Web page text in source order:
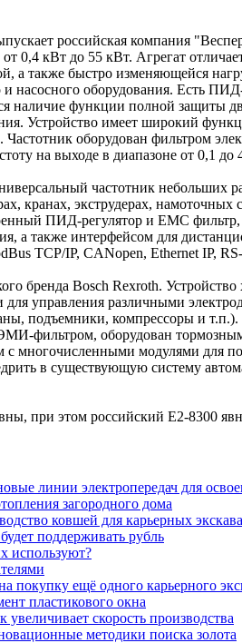
российская компания
0,4 кВт до 55 кВт. Агрегат
а также быстро изменяющейся
насосного оборудования. Есть
наличие функции полной защиты
Устройство имеет широкий
оборудован фильтром
на выходе в диапазоне от 0,1 до
частотник небольших
кранах, экструдерах, намоточных
ПИД-регулятор и ЕМС фильтр,
а также интерфейсом для
TCP/IP, CANopen, Ethernet IP,
бренда Bosch Rexroth.
управления различными
подъемники, компрессоры и т.п.).
фильтром, оборудован
с многочисленными модулями для
в существующую систему
при этом российский Е2-8300
линии электропередач для
загородного дома
ковшей для карьерных
поддерживать рубль
используют?
покупку ещё одного карьерного
пластикового окна
скорость производства
методики поиска золота